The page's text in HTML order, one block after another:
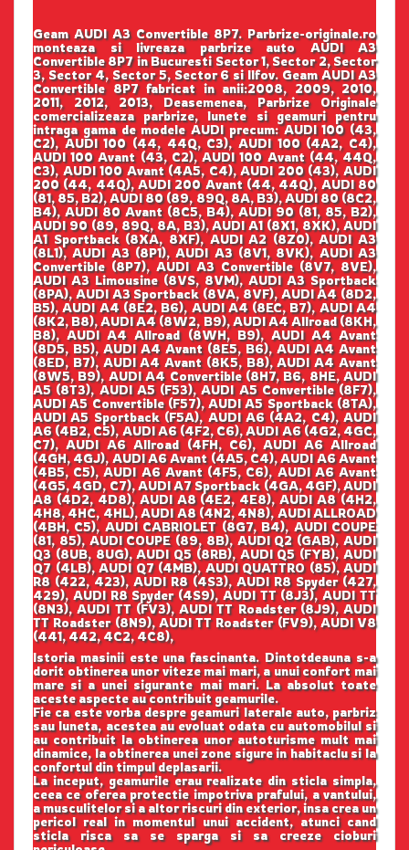
Geam AUDI A3 Convertible 8P7. Parbrize-originale.ro
monteaza si livreaza parbrize auto AUDI A3
Convertible 8P7 in Bucuresti Sector 1, Sector 2, Sector
3, Sector 4, Sector 5, Sector 6 si Ilfov. Geam AUDI A3
Convertible 8P7 fabricat in anii:2008, 2009, 2010,
2011, 2012, 2013, Deasemenea, Parbrize Originale
comercializeaza parbrize, lunete si geamuri pentru
intraga gama de modele AUDI precum: AUDI 100 (43,
C2), AUDI 100 (44, 44Q, C3), AUDI 100 (4A2, C4),
AUDI 100 Avant (43, C2), AUDI 100 Avant (44, 44Q,
C3), AUDI 100 Avant (4A5, C4), AUDI 200 (43), AUDI
200 (44, 44Q), AUDI 200 Avant (44, 44Q), AUDI 80
(81, 85, B2), AUDI 80 (89, 89Q, 8A, B3), AUDI 80 (8C2,
B4), AUDI 80 Avant (8C5, B4), AUDI 90 (81, 85, B2),
AUDI 90 (89, 89Q, 8A, B3), AUDI A1 (8X1, 8XK), AUDI
A1 Sportback (8XA, 8XF), AUDI A2 (8Z0), AUDI A3
(8L1), AUDI A3 (8P1), AUDI A3 (8V1, 8VK), AUDI A3
Convertible (8P7), AUDI A3 Convertible (8V7, 8VE),
AUDI A3 Limousine (8VS, 8VM), AUDI A3 Sportback
(8PA), AUDI A3 Sportback (8VA, 8VF), AUDI A4 (8D2,
B5), AUDI A4 (8E2, B6), AUDI A4 (8EC, B7), AUDI A4
(8K2, B8), AUDI A4 (8W2, B9), AUDI A4 Allroad (8KH,
B8), AUDI A4 Allroad (8WH, B9), AUDI A4 Avant
(8D5, B5), AUDI A4 Avant (8E5, B6), AUDI A4 Avant
(8ED, B7), AUDI A4 Avant (8K5, B8), AUDI A4 Avant
(8W5, B9), AUDI A4 Convertible (8H7, B6, 8HE, AUDI
A5 (8T3), AUDI A5 (F53), AUDI A5 Convertible (8F7),
AUDI A5 Convertible (F57), AUDI A5 Sportback (8TA),
AUDI A5 Sportback (F5A), AUDI A6 (4A2, C4), AUDI
A6 (4B2, C5), AUDI A6 (4F2, C6), AUDI A6 (4G2, 4GC,
C7), AUDI A6 Allroad (4FH, C6), AUDI A6 Allroad
(4GH, 4GJ), AUDI A6 Avant (4A5, C4), AUDI A6 Avant
(4B5, C5), AUDI A6 Avant (4F5, C6), AUDI A6 Avant
(4G5, 4GD, C7), AUDI A7 Sportback (4GA, 4GF), AUDI
A8 (4D2, 4D8), AUDI A8 (4E2, 4E8), AUDI A8 (4H2,
4H8, 4HC, 4HL), AUDI A8 (4N2, 4N8), AUDI ALLROAD
(4BH, C5), AUDI CABRIOLET (8G7, B4), AUDI COUPE
(81, 85), AUDI COUPE (89, 8B), AUDI Q2 (GAB), AUDI
Q3 (8UB, 8UG), AUDI Q5 (8RB), AUDI Q5 (FYB), AUDI
Q7 (4LB), AUDI Q7 (4MB), AUDI QUATTRO (85), AUDI
R8 (422, 423), AUDI R8 (4S3), AUDI R8 Spyder (427,
429), AUDI R8 Spyder (4S9), AUDI TT (8J3), AUDI TT
(8N3), AUDI TT (FV3), AUDI TT Roadster (8J9), AUDI
TT Roadster (8N9), AUDI TT Roadster (FV9), AUDI V8
(441, 442, 4C2, 4C8),
Istoria masinii este una fascinanta. Dintotdeauna s-a
dorit obtinerea unor viteze mai mari, a unui confort mai
mare si a unei sigurante mai mari. La absolut toate
aceste aspecte au contribuit geamurile.
Fie ca este vorba despre geamuri laterale auto, parbriz
sau luneta, acestea au evoluat odata cu automobilul si
au contribuit la obtinerea unor autoturisme mult mai
dinamice, la obtinerea unei zone sigure in habitaclu si la
confortul din timpul deplasarii.
La inceput, geamurile erau realizate din sticla simpla,
ceea ce oferea protectie impotriva prafului, a vantului,
a musculitelor si a altor riscuri din exterior, insa crea un
pericol real in momentul unui accident, atunci cand
sticla risca sa se sparga si sa creeze cioburi